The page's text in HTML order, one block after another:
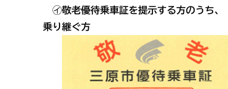
㋑敬老優待乗車証を提示する方のうち、
乗り継ぐ方